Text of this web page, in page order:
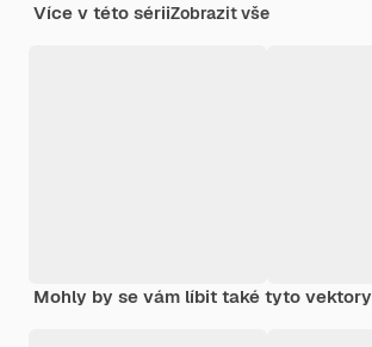
Více v této sériiZobrazit vše
Mohly by se vám líbit také tyto vektory